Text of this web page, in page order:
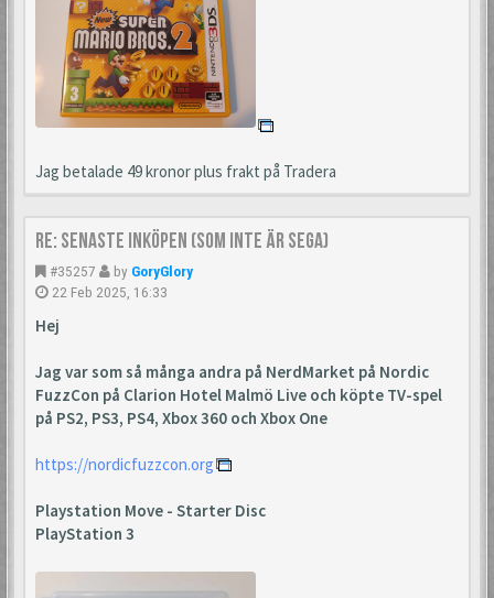
Jag betalade 49 kronor plus frakt på Tradera
Re: Senaste inköpen (som inte är Sega)
#35257 by GoryGlory
22 Feb 2025, 16:33
Hej
Jag var som så många andra på NerdMarket på Nordic
FuzzCon på Clarion Hotel Malmö Live och köpte TV-spel
på PS2, PS3, PS4, Xbox 360 och Xbox One
https://nordicfuzzcon.org
Playstation Move - Starter Disc
PlayStation 3